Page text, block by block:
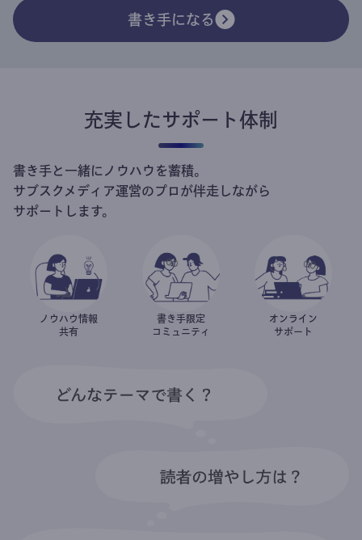
書き手になる
充実したサポート体制
書き手と一緒にノウハウを蓄積。
サブスクメディア運営のプロが伴走しながら
サポートします。
ノウハウ情報
共有
書き手限定
コミュニティ
オンライン
サポート